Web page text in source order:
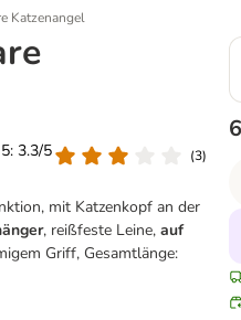
Katzenangel
3.3/5
(3)
mit Katzenkopf an der
, reißfeste Leine,auf
Griff, Gesamtlänge: